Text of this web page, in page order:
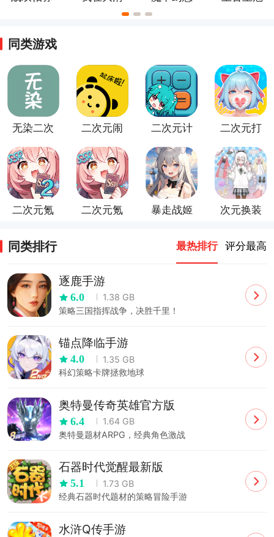
当皇帝手
官方正版
同类游戏
无染二次
二次元闹
二次元计
二次元打
二次元氪
手游
二次元氪
暴走战姬
卡牌手
次元换装
同类排行 最热排行 评分最高
逐鹿手游
6.0
1.38 GB
策略三国指挥战争，决胜千里！
锚点降临手游
4.0
1.35 GB
科幻策略卡牌拯救地球
奥特曼传奇英雄官方版
6.4
1.64 GB
奥特曼题材ARPG，经典角色激战
石器时代觉醒最新版
5.1
1.73 GB
经典石器时代题材的策略冒险手游
水浒Q传手游